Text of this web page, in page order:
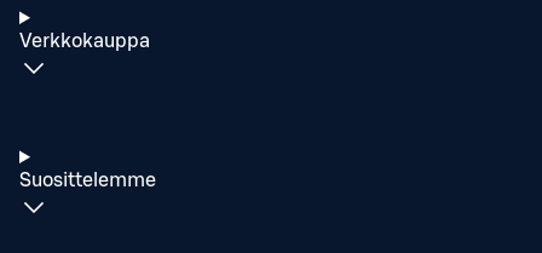
Verkkokauppa
Suosittelemme